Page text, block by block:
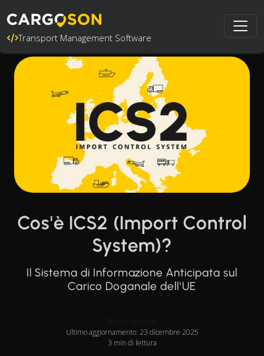
Transport Management Software
Cos'è ICS2 (Import Control
System)?
Il Sistema di Informazione Anticipata sul
Carico Doganale dell'UE
Ranno Maripuu
Ultimo aggiornamento: 23 dicembre 2025
3 min di lettura